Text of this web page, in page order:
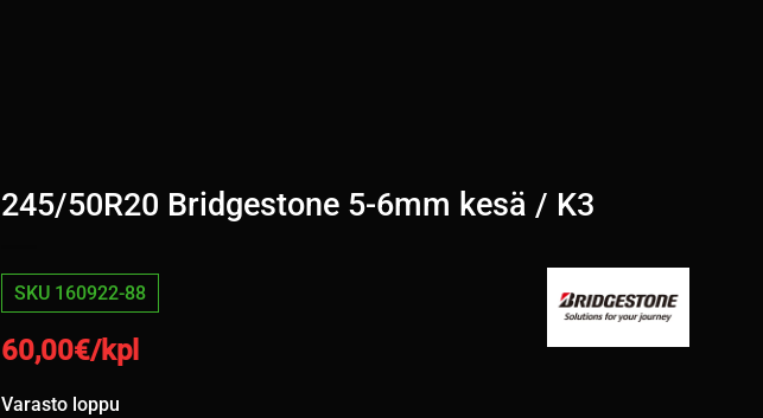
245/50R20 Bridgestone 5-6mm kesä / K3
SKU 160922-88
60,00€/kpl
Varasto loppu